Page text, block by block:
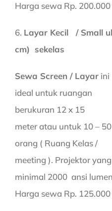
Harga sewa Rp.
6. Layar Kecil / Small
cm) sekelas
Sewa Screen / Layarini
ideal untuk ruangan
berukuran 12 x 15
meter atau untuk 10 – 50
orang ( Ruang Kelas /
meeting ). Projektor
minimal 2000 ansi
Harga sewa Rp.